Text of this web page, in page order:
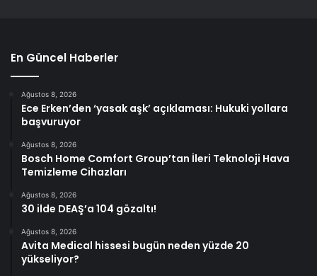
En Güncel Haberler
Ağustos 8, 2026
Ece Erken’den ‘yasak aşk’ açıklaması: Hukuki yollara
başvuruyor
Ağustos 8, 2026
Bosch Home Comfort Group’tan İleri Teknoloji Hava
Temizleme Cihazları
Ağustos 8, 2026
30 ilde DEAŞ’a 104 gözaltı!
Ağustos 8, 2026
Avita Medical hissesi bugün neden yüzde 20
yükseliyor?